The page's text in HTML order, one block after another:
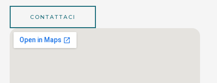
CONTATTACI